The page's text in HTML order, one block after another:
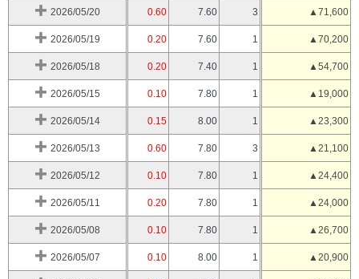
2026/05/20 0.60 7.60 3 ▲71,600
2026/05/19 0.20 7.60 1 ▲70,200
2026/05/18 0.20 7.40 1 ▲54,700
2026/05/15 0.10 7.80 1 ▲19,000
2026/05/14 0.15 8.00 1 ▲23,300
2026/05/13 0.60 7.80 3 ▲21,100
2026/05/12 0.10 7.80 1 ▲24,400
2026/05/11 0.20 7.80 1 ▲24,000
2026/05/08 0.10 7.80 1 ▲26,700
2026/05/07 0.10 8.00 1 ▲20,900